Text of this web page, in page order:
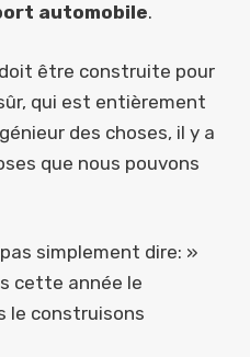
automobile.
être construite pour
qui est entièrement
des choses, il y a
que nous pouvons
simplement dire: »
cette année le
le construisons